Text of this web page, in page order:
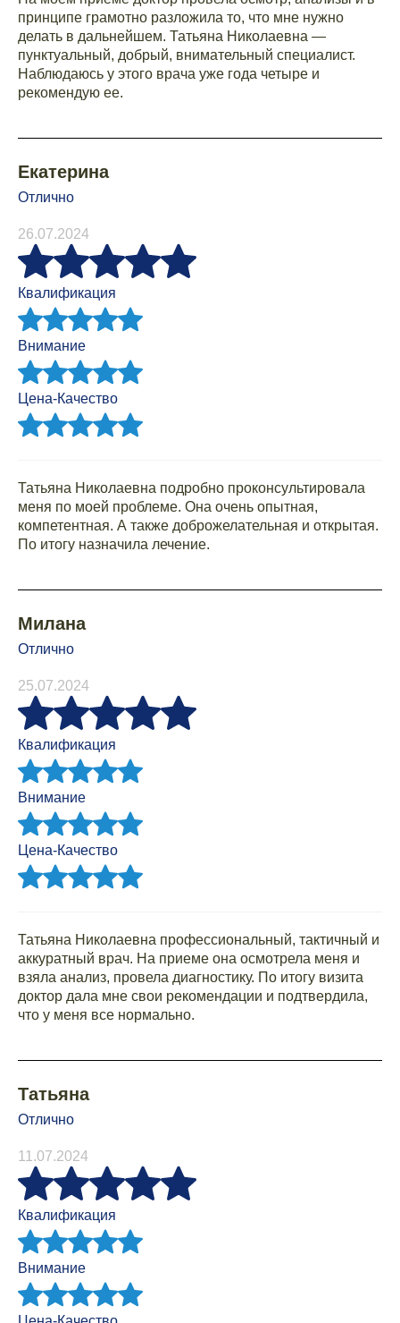
принципе грамотно разложила то, что мне нужно
делать в дальнейшем. Татьяна Николаевна —
пунктуальный, добрый, внимательный специалист.
Наблюдаюсь у этого врача уже года четыре и
рекомендую ее.
Екатерина
Отлично
26.07.2024
Квалификация
Внимание
Цена-Качество
Татьяна Николаевна подробно проконсультировала
меня по моей проблеме. Она очень опытная,
компетентная. А также доброжелательная и открытая.
По итогу назначила лечение.
Милана
Отлично
25.07.2024
Квалификация
Внимание
Цена-Качество
Татьяна Николаевна профессиональный, тактичный и
аккуратный врач. На приеме она осмотрела меня и
взяла анализ, провела диагностику. По итогу визита
доктор дала мне свои рекомендации и подтвердила,
что у меня все нормально.
Татьяна
Отлично
11.07.2024
Квалификация
Внимание